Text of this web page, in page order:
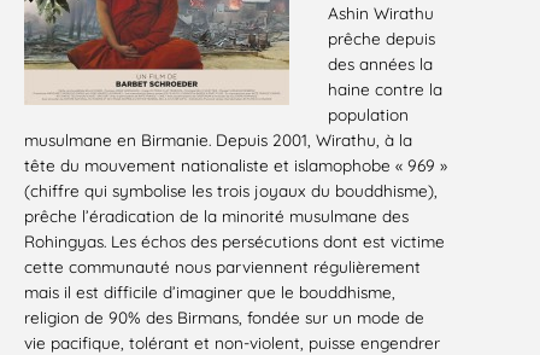
Ashin Wirathu
prêche depuis
des années la
haine contre la
population
musulmane en Birmanie. Depuis 2001, Wirathu, à la
tête du mouvement nationaliste et islamophobe « 969 »
(chiffre qui symbolise les trois joyaux du bouddhisme),
prêche l’éradication de la minorité musulmane des
Rohingyas. Les échos des persécutions dont est victime
cette communauté nous parviennent régulièrement
mais il est difficile d’imaginer que le bouddhisme,
religion de 90% des Birmans, fondée sur un mode de
vie pacifique, tolérant et non-violent, puisse engendrer